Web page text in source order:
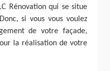
Rénovation qui se situe
si vous vous voulez
de votre façade,
la réalisation de votre